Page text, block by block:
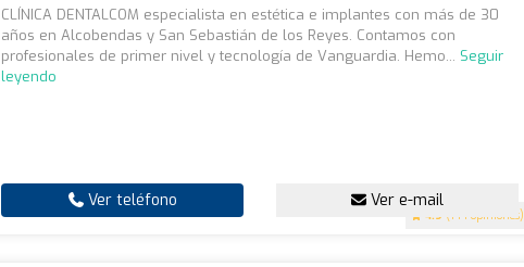
4.9 (144 opiniones)
CLÍNICA DENTALCOM especialista en estética e implantes con más de 30
años en Alcobendas y San Sebastián de los Reyes. Contamos con
profesionales de primer nivel y tecnología de Vanguardia. Hemo... Seguir
leyendo
Ver teléfono Ver e-mail